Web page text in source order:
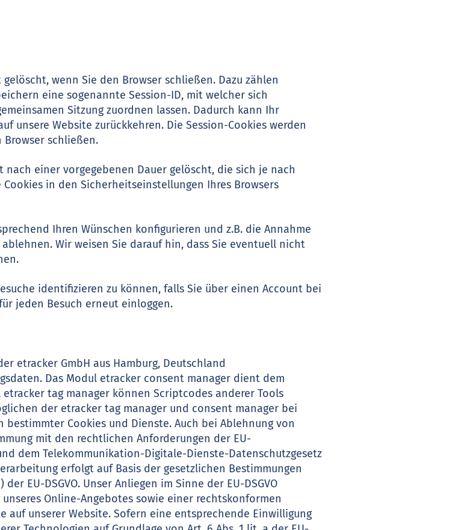
wenn Sie den Browser schließen. Dazu zählen
eine sogenannte Session-ID, mit welcher sich
Sitzung zuordnen lassen. Dadurch kann Ihr
unsere Website zurückkehren. Die Session-Cookies werden
Browser schließen.
einer vorgegebenen Dauer gelöscht, die sich je nach
in den Sicherheitseinstellungen Ihres Browsers
Ihren Wünschen konfigurieren und z.B. die Annahme
Wir weisen Sie darauf hin, dass Sie eventuell nicht
identifizieren zu können, falls Sie über einen Account bei
jeden Besuch erneut einloggen.
etracker GmbH aus Hamburg, Deutschland
Das Modul etracker consent manager dient dem
tag manager können Scriptcodes anderer Tools
der etracker tag manager und consent manager bei
Cookies und Dienste. Auch bei Ablehnung von
mit den rechtlichen Anforderungen der EU-
dem Telekommunikation-Digitale-Dienste-Datenschutzgesetz
erfolgt auf Basis der gesetzlichen Bestimmungen
EU-DSGVO. Unser Anliegen im Sinne der EU-DSGVO
Online-Angebotes sowie einer rechtskonformen
auf unserer Website. Sofern eine entsprechende Einwilligung